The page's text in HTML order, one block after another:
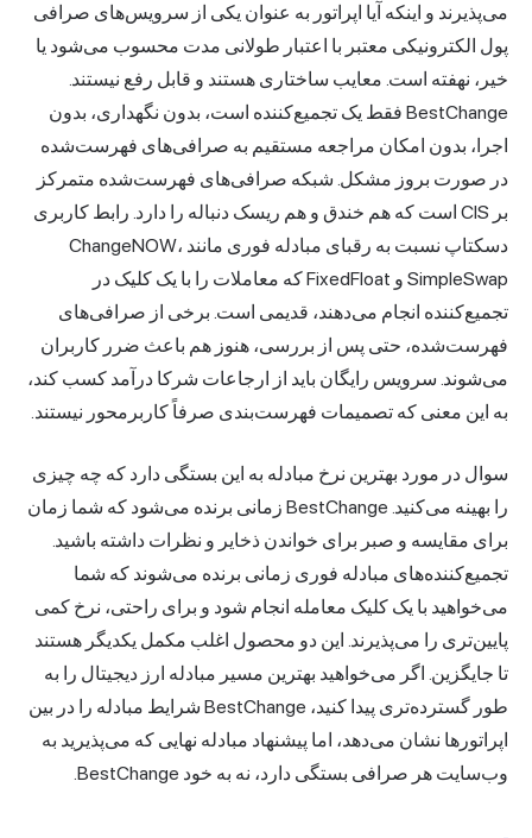
می‌پذیرند و اینکه آیا اپراتور به عنوان یکی از سرویس‌های صرافی
پول الکترونیکی معتبر با اعتبار طولانی مدت محسوب می‌شود یا
خیر، نهفته است. معایب ساختاری هستند و قابل رفع نیستند.
BestChange فقط یک تجمیع‌کننده است، بدون نگهداری، بدون
اجرا، بدون امکان مراجعه مستقیم به صرافی‌های فهرست‌شده
در صورت بروز مشکل. شبکه صرافی‌های فهرست‌شده متمرکز
بر CIS است که هم خندق و هم ریسک دنباله را دارد. رابط کاربری
دسکتاپ نسبت به رقبای مبادله فوری مانند ChangeNOW،
SimpleSwap و FixedFloat که معاملات را با یک کلیک در
تجمیع‌کننده انجام می‌دهند، قدیمی است. برخی از صرافی‌های
فهرست‌شده، حتی پس از بررسی، هنوز هم باعث ضرر کاربران
می‌شوند. سرویس رایگان باید از ارجاعات شرکا درآمد کسب کند،
به این معنی که تصمیمات فهرست‌بندی صرفاً کاربرمحور نیستند.
سوال در مورد بهترین نرخ مبادله به این بستگی دارد که چه چیزی
را بهینه می‌کنید. BestChange زمانی برنده می‌شود که شما زمان
برای مقایسه و صبر برای خواندن ذخایر و نظرات داشته باشید.
تجمیع‌کننده‌های مبادله فوری زمانی برنده می‌شوند که شما
می‌خواهید با یک کلیک معامله انجام شود و برای راحتی، نرخ کمی
پایین‌تری را می‌پذیرند. این دو محصول اغلب مکمل یکدیگر هستند
تا جایگزین. اگر می‌خواهید بهترین مسیر مبادله ارز دیجیتال را به
طور گسترده‌تری پیدا کنید، BestChange شرایط مبادله را در بین
اپراتورها نشان می‌دهد، اما پیشنهاد مبادله نهایی که می‌پذیرید به
وب‌سایت هر صرافی بستگی دارد، نه به خود BestChange.